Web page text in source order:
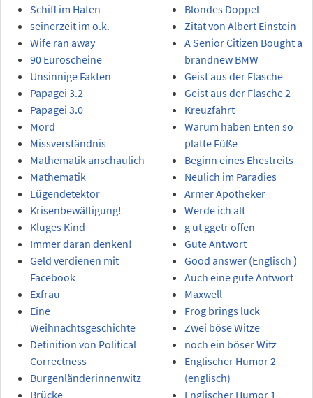
Schiff im Hafen
seinerzeit im o.k.
Wife ran away
90 Euroscheine
Unsinnige Fakten
Papagei 3.2
Papagei 3.0
Mord
Missverständnis
Mathematik anschaulich
Mathematik
Lügendetektor
Krisenbewältigung!
Kluges Kind
Immer daran denken!
Geld verdienen mit
Facebook
Exfrau
Eine
Weihnachtsgeschichte
Definition von Political
Correctness
Burgenländerinnenwitz
Brücke
Blondes Doppel
Zitat von Albert Einstein
A Senior Citizen Bought a
brandnew BMW
Geist aus der Flasche
Geist aus der Flasche 2
Kreuzfahrt
Warum haben Enten so
platte Füße
Beginn eines Ehestreits
Neulich im Paradies
Armer Apotheker
Werde ich alt
g ut ggetr offen
Gute Antwort
Good answer (Englisch )
Auch eine gute Antwort
Maxwell
Frog brings luck
Zwei böse Witze
noch ein böser Witz
Englischer Humor 2
(englisch)
Englischer Humor 1